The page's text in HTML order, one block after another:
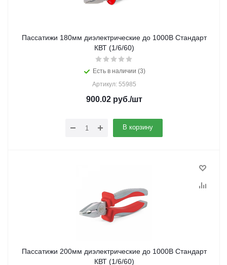
Пассатижи 180мм диэлектрические до 1000В Стандарт
КВТ (1/6/60)
Есть в наличии (3)
Артикул: 55985
900.02руб./шт
В корзину
Пассатижи 200мм диэлектрические до 1000В Стандарт
КВТ (1/6/60)